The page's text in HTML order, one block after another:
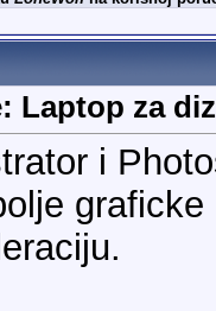
Laptop za
i